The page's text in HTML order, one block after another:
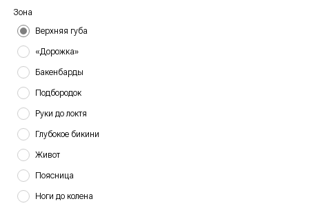
Зона
Верхняя губа
«Дорожка»
Бакенбарды
Подбородок
Руки до локтя
Глубокое бикини
Живот
Поясница
Ноги до колена